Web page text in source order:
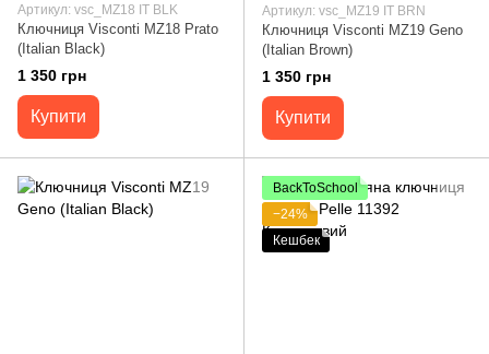
Артикул: vsc_MZ18 IT BLK
Ключниця Visconti MZ18 Prato
(Italian Black)
1 350 грн
Купити
Артикул: vsc_MZ19 IT BRN
Ключниця Visconti MZ19 Geno
(Italian Brown)
1 350 грн
Купити
BackToSchool
−24%
Кешбек